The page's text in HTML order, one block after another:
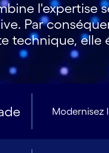
l'expertise
Par
technique, elle
Modernisez